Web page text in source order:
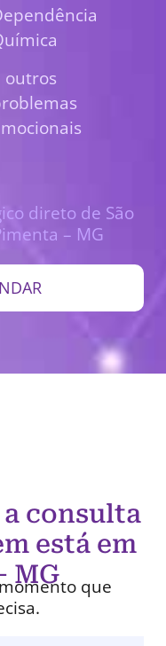
outros
direto de São
– MG
consulta
está em
MG
que